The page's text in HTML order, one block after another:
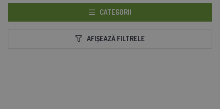
CATEGORII
AFIȘEAZĂ FILTRELE